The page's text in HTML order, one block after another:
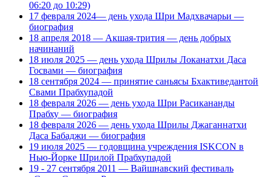
06:20 до 10:29)
17 февраля 2024— день ухода Шри Мадхвачарьи —
биография
18 апреля 2018 — Акшая-трития — день добрых
начинаний
18 июля 2025 — день ухода Шрилы Локанатхи Даса
Госвами — биография
18 сентября 2024 — принятие саньясы Бхактиведантой
Свами Прабхупадой
18 февраля 2026 — день ухода Шри Расикананды
Прабху — биография
18 февраля 2026 — день ухода Шрилы Джаганнатхи
Даса Бабаджи — биография
19 июля 2025 — годовщина учреждения ISKCON в
Нью-Йорке Шрилой Прабхупадой
19 - 27 сентября 2011 — Вайшнавский фестиваль